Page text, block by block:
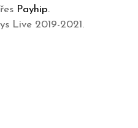
Payhip.
Live 2019-2021.